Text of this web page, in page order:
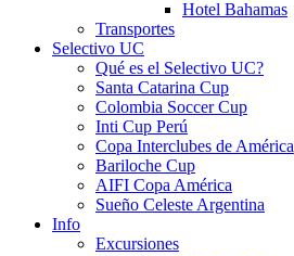
Hotel Bahamas
Transportes
Selectivo UC
Qué es el Selectivo UC?
Santa Catarina Cup
Colombia Soccer Cup
Inti Cup Perú
Copa Interclubes de América
Bariloche Cup
AIFI Copa América
Sueño Celeste Argentina
Info
Excursiones